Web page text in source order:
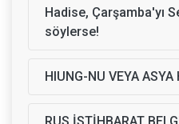
Hadise, Çarşamba'yı
söylerse!
HIUNG-NU VEYA